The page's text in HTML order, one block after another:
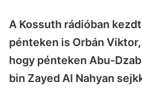
A Kossuth rádióban
pénteken is Orbán
hogy pénteken Abu-
bin Zayed Al Nahyan